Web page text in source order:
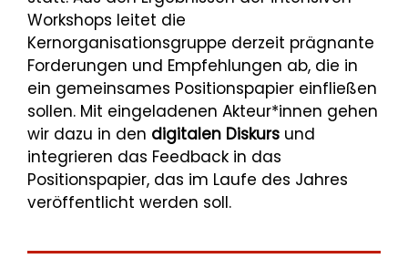
Workshops leitet die
Kernorganisationsgruppe derzeit prägnante
Forderungen und Empfehlungen ab, die in
ein gemeinsames Positionspapier einfließen
sollen. Mit eingeladenen Akteur*innen gehen
wir dazu in den digitalen Diskurs und
integrieren das Feedback in das
Positionspapier, das im Laufe des Jahres
veröffentlicht werden soll.